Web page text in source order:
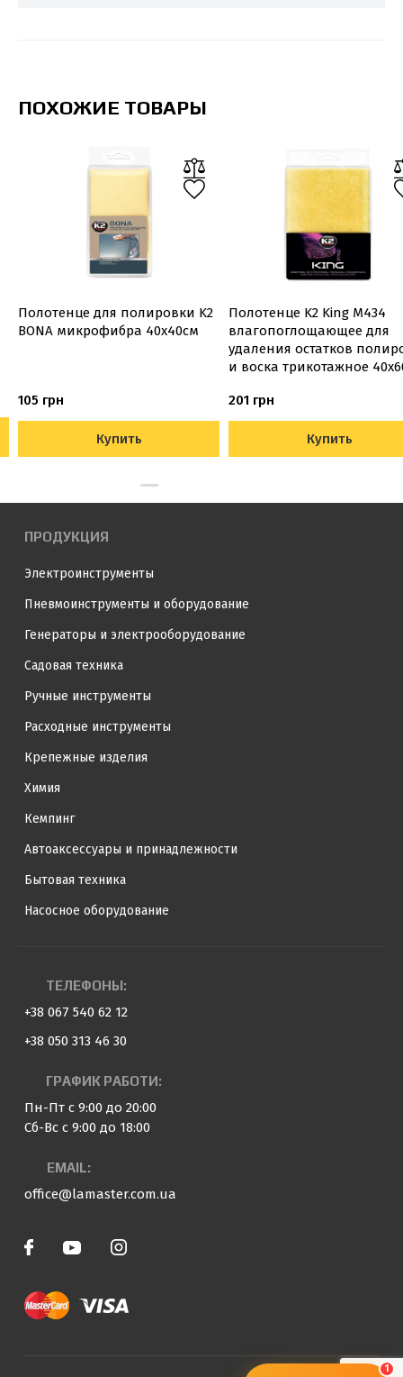
ПОХОЖИЕ ТОВАРЫ
Полотенце для полировки K2
BONA микрофибра 40х40см
105 грн
Купить
Полотенце K2 King M434
влагопоглощающее для
удаления остатков
и воска трикотажное
201 грн
Купить
ПРОДУКЦИЯ
Электроинструменты
Пневмоинструменты и оборудование
Генераторы и электрооборудование
Садовая техника
Ручные инструменты
Расходные инструменты
Крепежные изделия
Химия
Кемпинг
Автоаксессуары и принадлежности
Бытовая техника
Насосное оборудование
ТЕЛЕФОНЫ:
+38 067 540 62 12
+38 050 313 46 30
ГРАФИК РАБОТИ:
Пн-Пт с 9:00 до 20:00
Сб-Вс с 9:00 до 18:00
EMAIL:
office@lamaster.com.ua
1